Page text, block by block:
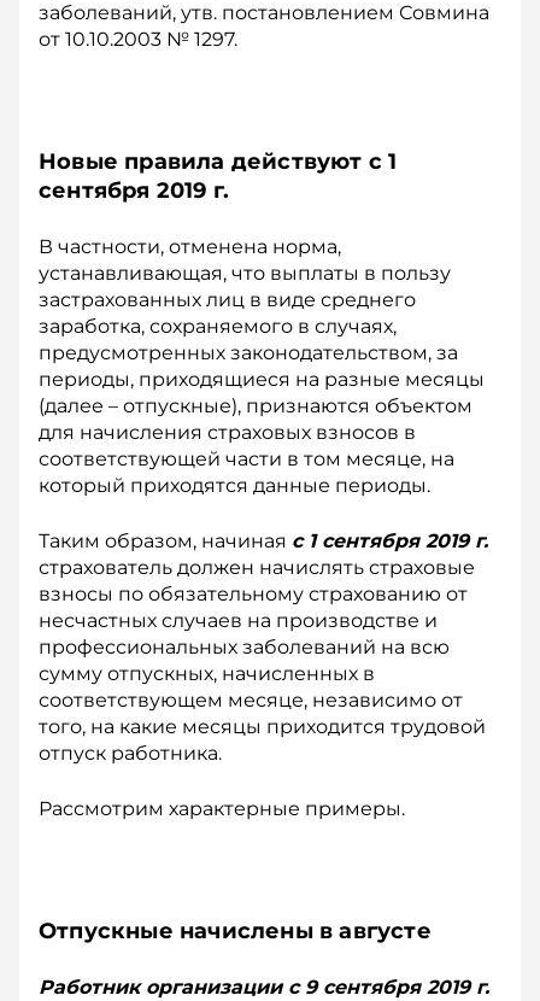
заболеваний, утв. постановлением Совмина
от 10.10.2003 № 1297.
Новые правила действуют с 1
сентября 2019 г.
В частности, отменена норма,
устанавливающая, что выплаты в пользу
застрахованных лиц в виде среднего
заработка, сохраняемого в случаях,
предусмотренных законодательством, за
периоды, приходящиеся на разные месяцы
(далее – отпускные), признаются объектом
для начисления страховых взносов в
соответствующей части в том месяце, на
который приходятся данные периоды.
Таким образом, начиная с 1 сен­тября 2019 г.
страхователь должен начислять страховые
взносы по обязательному страхованию от
несчаст­ных случаев на производстве и
профессиональных заболеваний на всю
сумму отпускных, начисленных в
соответствующем месяце, независимо от
того, на какие месяцы приходится трудовой
отпуск работника.
Рассмотрим характерные примеры.
Отпускные начислены в августе
Работник организации с 9 сентября 2019 г.